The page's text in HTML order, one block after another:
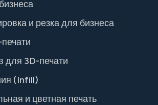
и резка для бизнеса
3D-печати
(Infill)
и цветная печать